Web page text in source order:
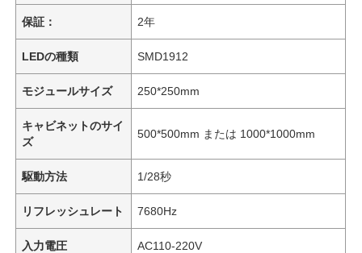
保証： 2年
LEDの種類 SMD1912
モジュールサイズ 250*250mm
キャビネットのサイ
ズ
500*500mm または 1000*1000mm
駆動方法 1/28秒
リフレッシュレート 7680Hz
入力電圧 AC110-220V